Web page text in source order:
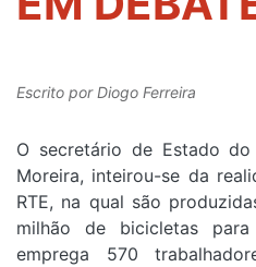
Escrito porDiogo Ferreira
O secretário de Estado do
Moreira, inteirou-se da
RTE, na qual são
milhão de bicicletas
emprega 570